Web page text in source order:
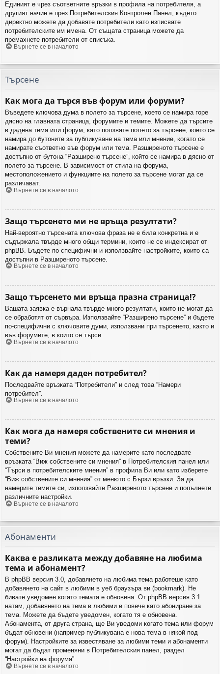
Единият е чрез съответните връзки в профила на потребителя, а
другият начин е през Потребителския Контролен Панел, където
директно можете да добавяте потребители като изписвате
потребителските им имена. От същата страница можете да
премахнете потребители от списъка.
Върнете се в началото
Търсене
Как мога да търся във форум или форуми?
Въведете ключова дума в полето за търсене, което се намира горе
дясно на главната страница, форумите и темите. Можете да търсите
в дадена тема или форум, като ползвате полето за търсене, което се
намира до бутоните за публикуване на тема или мнение, когато се
намирате съответно във форум или тема. Разширеното търсене е
достъпно от бутона “Разширено търсене”, който се намира в дясно от
полето за търсене. В зависимост от стила на форума,
местоположението и функциите на полето за търсене могат да се
различават.
Върнете се в началото
Защо търсенето ми не връща резултати?
Най-вероятно търсената ключова фраза не е била конкретна и е
съдържала твърде много общи термини, които не се индексират от
phpBB. Бъдете по-специфични и използвайте настройките, които са
достъпни в Разширеното търсене.
Върнете се в началото
Защо търсенето ми връща празна страница!?
Вашата заявка е върнала твърде много резултати, които не могат да
се обработят от сървъра. Използвайте “Разширено търсене” и бъдете
по-специфични с ключовите думи, използвани при търсенето, както и
във форумите, в които се търси.
Върнете се в началото
Как да намеря даден потребител?
Последвайте връзката “Потребители” и след това “Намери
потребител”.
Върнете се в началото
Как мога да намеря собствените си мнения и
теми?
Собствените Ви мнения можете да намерите като последвате
връзката “Виж собствените си мнения” в Потребителския панел или
“Търси в потребителските мнения” в профила Ви или като изберете
“Виж собствените си мнения” от менюто с Бързи връзки. За да
намерите темите си, използвайте Разширеното търсене и попълнете
различните настройки.
Върнете се в началото
Абонаменти
Каква е разликата между добавяне на любима
тема и абонамент?
В phpBB версия 3.0, добавянето на любима тема работеше като
добавянето на сайт в любими в уеб браузъра ви (bookmark). Не
бивате уведомен когато темата е обновена. От phpBB версия 3.1
натам, добавянето на тема в любими е повече като абониране за
тема. Можете да бъдете уведомен, когато тя е обновена.
Абонамента, от друга страна, ще Ви уведоми когато тема или форум
бъдат обновени (например публикувана е нова тема в някой под
форум). Настройките за известяване за любими теми и абонаменти
могат да бъдат променяни в Потребителския панел, раздел
“Настройки на форума”.
Върнете се в началото